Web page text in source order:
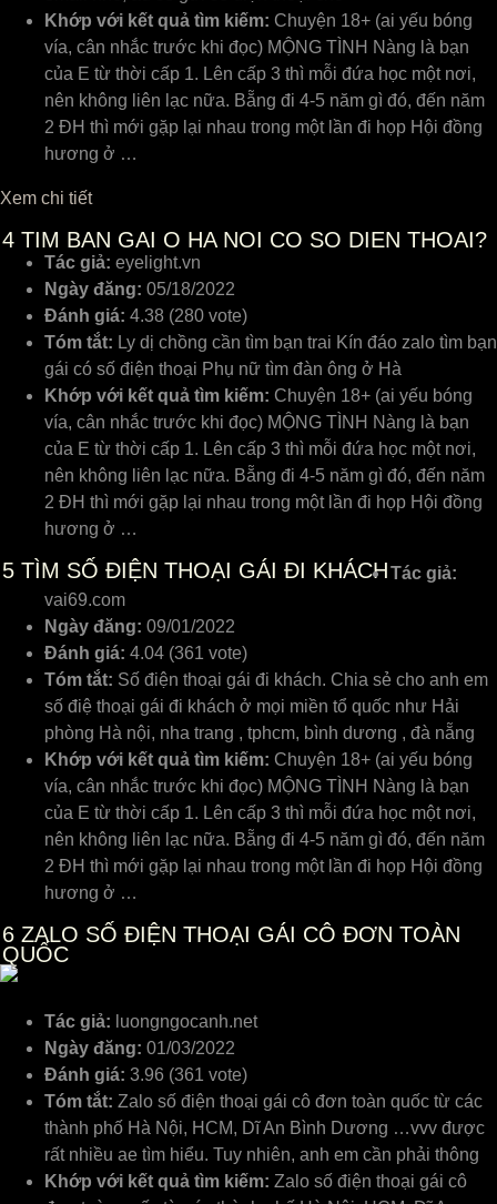
Khớp với kết quả tìm kiếm: Chuyện 18+ (ai yếu bóng
vía, cân nhắc trước khi đọc) MỘNG TÌNH Nàng là bạn
của E từ thời cấp 1. Lên cấp 3 thì mỗi đứa học một nơi,
nên không liên lạc nữa. Bẵng đi 4-5 năm gì đó, đến năm
2 ĐH thì mới gặp lại nhau trong một lần đi họp Hội đồng
hương ở …
Xem chi tiết
4 TIM BAN GAI O HA NOI CO SO DIEN THOAI?
Tác giả: eyelight.vn
Ngày đăng: 05/18/2022
Đánh giá: 4.38 (280 vote)
Tóm tắt: Ly dị chồng cần tìm bạn trai Kín đáo zalo tìm bạn
gái có số điện thoại Phụ nữ tìm đàn ông ở Hà
Khớp với kết quả tìm kiếm: Chuyện 18+ (ai yếu bóng
vía, cân nhắc trước khi đọc) MỘNG TÌNH Nàng là bạn
của E từ thời cấp 1. Lên cấp 3 thì mỗi đứa học một nơi,
nên không liên lạc nữa. Bẵng đi 4-5 năm gì đó, đến năm
2 ĐH thì mới gặp lại nhau trong một lần đi họp Hội đồng
hương ở …
5 TÌM SỐ ĐIỆN THOẠI GÁI ĐI KHÁCHTác giả:
vai69.com
Ngày đăng: 09/01/2022
Đánh giá: 4.04 (361 vote)
Tóm tắt: Số điện thoại gái đi khách. Chia sẻ cho anh em
số điệ thoại gái đi khách ở mọi miền tổ quốc như Hải
phòng Hà nội, nha trang , tphcm, bình dương , đà nẵng
Khớp với kết quả tìm kiếm: Chuyện 18+ (ai yếu bóng
vía, cân nhắc trước khi đọc) MỘNG TÌNH Nàng là bạn
của E từ thời cấp 1. Lên cấp 3 thì mỗi đứa học một nơi,
nên không liên lạc nữa. Bẵng đi 4-5 năm gì đó, đến năm
2 ĐH thì mới gặp lại nhau trong một lần đi họp Hội đồng
hương ở …
6 ZALO SỐ ĐIỆN THOẠI GÁI CÔ ĐƠN TOÀN
QUỐC
Tác giả: luongngocanh.net
Ngày đăng: 01/03/2022
Đánh giá: 3.96 (361 vote)
Tóm tắt: Zalo số điện thoại gái cô đơn toàn quốc từ các
thành phố Hà Nội, HCM, Dĩ An Bình Dương …vvv được
rất nhiều ae tìm hiểu. Tuy nhiên, anh em cần phải thông
Khớp với kết quả tìm kiếm: Zalo số điện thoại gái cô